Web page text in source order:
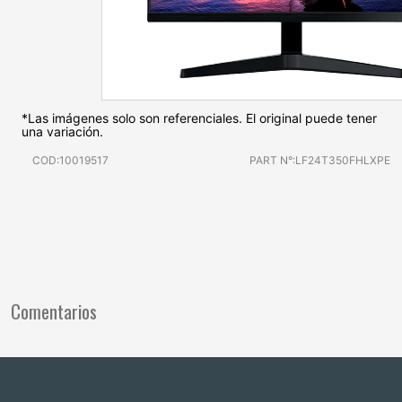
*Las imágenes solo son referenciales. El original puede tener
una variación.
COD:10019517 PART N°:LF24T350FHLXPE
Comentarios